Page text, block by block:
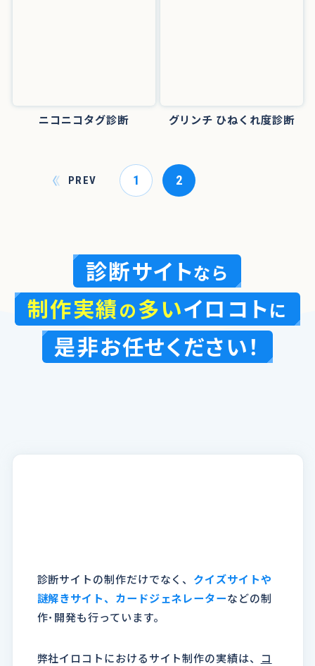
ニコニコタグ診断 グリンチ ひねくれ度診断
PREV 1 2
診断サイトなら
制作実績の多いイロコトに
是非お任せください！
診断サイトの制作だけでなく、 クイズサイトや
謎解きサイト、カードジェネレーターなどの制
作･開発も行っています。
弊社イロコトにおけるサイト制作の実績は、 コ